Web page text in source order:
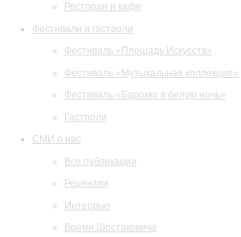
Ресторан и кафе
Фестивали и гастроли
Фестиваль «Площадь Искусств»
Фестиваль «Музыкальная коллекция»
Фестиваль «Барокко в белую ночь»
Гастроли
СМИ о нас
Все публикации
Рецензии
Интервью
Время Шостаковича